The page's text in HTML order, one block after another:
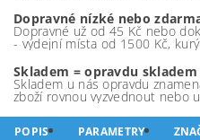
Dopravné nízké nebo
Dopravné už od 45 Kč nebo
- výdejní místa od 1500 Kč,
Skladem = opravdu skladem
Skladem u nás opravdu
zboží rovnou vyzvednout nebo
POPIS PARAMETRY